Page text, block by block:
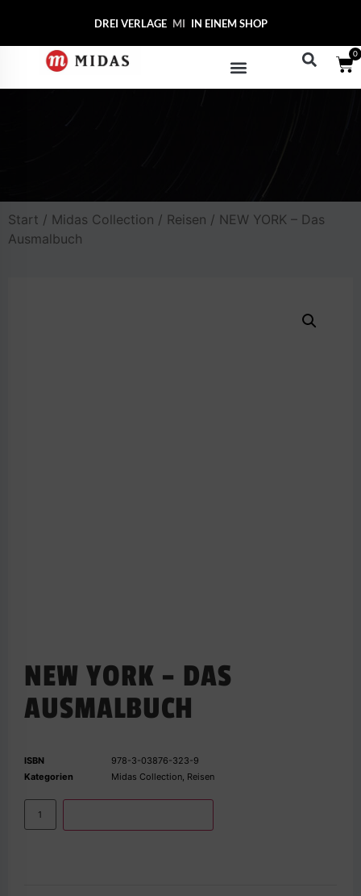
DREI VERLAGE MIDAS C IN EINEM SHOP
0
Start / Midas Collection / Reisen / NEW YORK – Das
Ausmalbuch
NEW YORK – DAS
AUSMALBUCH
ISBN
978-3-03876-323-9
Kategorien
Midas Collection, Reisen